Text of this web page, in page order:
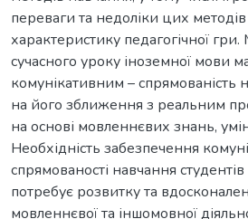
переваги та недоліки цих
характеристику педагогічної
сучасного уроку іноземної мови
комунікативним – спрямованість
на його зближення з реальним
на основі мовленнєвих знань,
Необхідність забезпечення
спрямованості навчання
потребує розвитку та
мовленнєвої та іншомовної